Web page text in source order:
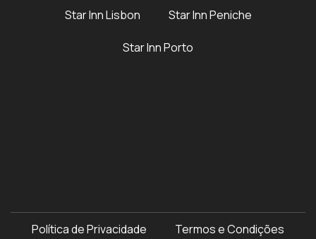
Star Inn Lisbon Star Inn Peniche
Star Inn Porto
Política de Privacidade Termos e Condições